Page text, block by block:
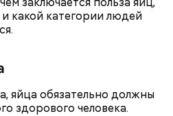
какой категории людей
яйца обязательно должны
здорового человека.